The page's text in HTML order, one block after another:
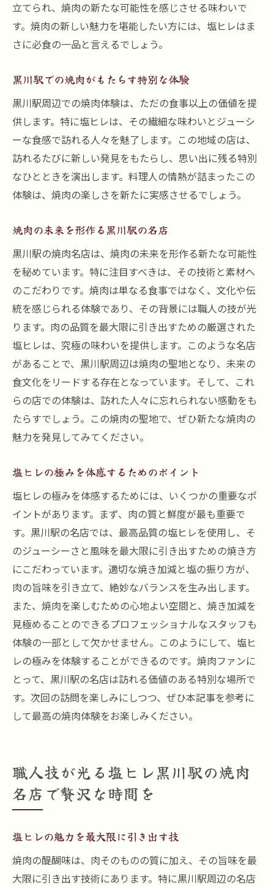
立てられ、焼肉の新たな可能性を感じさせる味わいで
す。焼肉の新しい魅力を堪能したい方には、塩ヒレはま
さに必食の一品と言えるでしょう。
黒川駅での焼肉がもたらす特別な体験
黒川駅周辺での焼肉体験は、ただの食事以上の価値を提
供します。特に塩ヒレは、その繊細な味わいとジューシ
ーな食感で訪れる人々を魅了します。この地域の店は、
訪れるたびに新しい発見をもたらし、思い出に残る特別
なひとときを演出します。料理人の情熱が詰まったこの
体験は、焼肉の楽しさを新たに実感させるでしょう。
焼肉の未来を形作る黒川駅の名店
黒川駅の焼肉名店は、焼肉の未来を形作る新たな可能性
を秘めています。特に注目すべきは、その技術と素材へ
のこだわりです。焼肉は単なる食事ではなく、文化や伝
統を感じられる体験であり、その背景には職人の技が光
ります。肉の品質を最大限に引き出すための厳選された
塩ヒレは、究極の味わいを提供します。このような名店
があることで、黒川駅周辺は焼肉の聖地となり、未来の
食文化をリードする存在となっています。そして、これ
らの店での体験は、訪れた人々に忘れられない感動をも
たらすでしょう。この焼肉の聖地で、ぜひ新たな焼肉の
魅力を発見してみてください。
塩ヒレの極みを体感するためのポイント
塩ヒレの極みを体感するためには、いくつかの重要なポ
イントがあります。まず、肉の質と鮮度が最も重要で
す。黒川駅の名店では、最高品質の塩ヒレを使用し、そ
のジューシーさと風味を最大限に引き出すための焼き方
にこだわっています。適切な焼き加減と塩の振り方が、
肉の旨味を引き立て、絶妙なバランスを生み出します。
また、焼肉を楽しむための心地よい空間と、焼き加減を
見極めることのできるプロフェッショナルなスタッフも
体験の一部として欠かせません。このようにして、塩ヒ
レの極みを体験することができるのです。焼肉ファンに
とって、黒川駅の名店は訪れる価値のある特別な場所で
す。次回の訪問を楽しみにしつつ、ぜひ本記事を参考に
して最高の焼肉体験をお楽しみください。
職人技が光る塩ヒレ黒川駅の焼肉
名店で贅沢な時間を
塩ヒレの魅力を最大限に引き出す技
焼肉の醍醐味は、肉そのものの質に加え、その旨味を最
大限に引き出す技術にあります。特に黒川駅周辺の名店